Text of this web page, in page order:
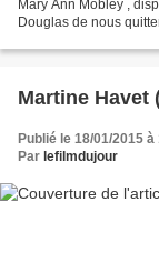
Mary Ann Mobley ,
Douglas de nous
Martine Havet
Publié le 18/01/2015 à
Par lefilmdujour